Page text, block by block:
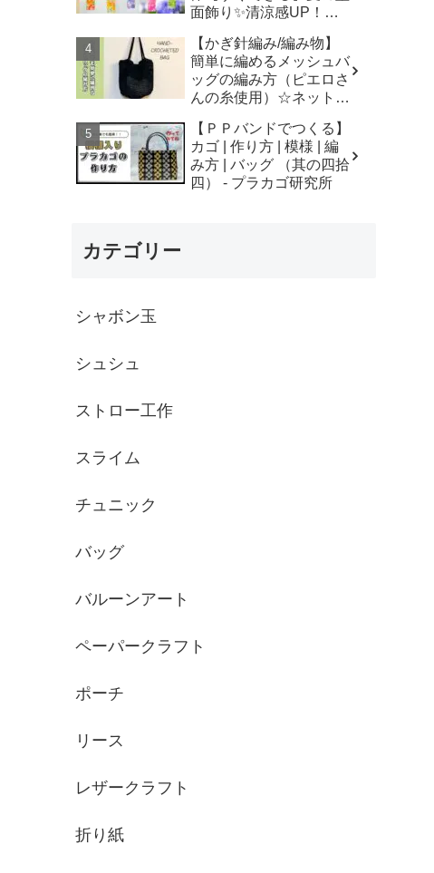
面飾り✨清涼感UP！無
Origami Wind Chimes -
はなみこと
【かぎ針編み/編み物】
簡単に編めるメッシュバ
ッグの編み方（ピエロさ
んの糸使用）☆ネットバ
mesh bag/tutorial - そろ
そろはじめよう
☆crochet
【ＰＰバンドでつくる】
カゴ | 作り方 | 模様 | 編
み方 | バッグ （其の四拾
四） - プラカゴ研究所
カテゴリー
シャボン玉
シュシュ
ストロー工作
スライム
チュニック
バッグ
バルーンアート
ペーパークラフト
ポーチ
リース
レザークラフト
折り紙